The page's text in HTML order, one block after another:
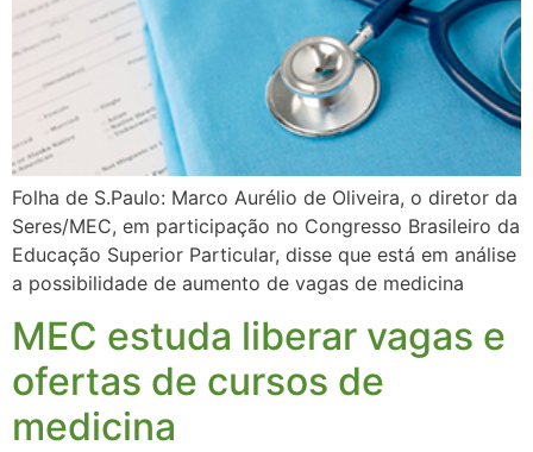
Folha de S.Paulo: Marco Aurélio de Oliveira, o diretor da
Seres/MEC, em participação no Congresso Brasileiro da
Educação Superior Particular, disse que está em análise
a possibilidade de aumento de vagas de medicina
MEC estuda liberar vagas e
ofertas de cursos de
medicina